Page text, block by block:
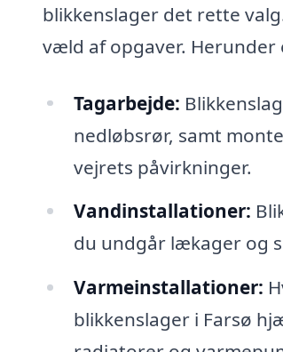
blikkenslager det rette
væld af opgaver. Herunder
Tagarbejde:
nedløbsrør, samt
vejrets påvirkninger.
Vandinstallationer:
du undgår lækager og
Varmeinstallationer:
blikkenslager i Farsø